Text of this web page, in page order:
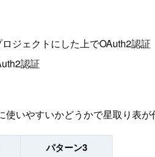
ジェクトにした上でOAuth2認証
認証
いやすいかどうかで星取り表が
パターン3